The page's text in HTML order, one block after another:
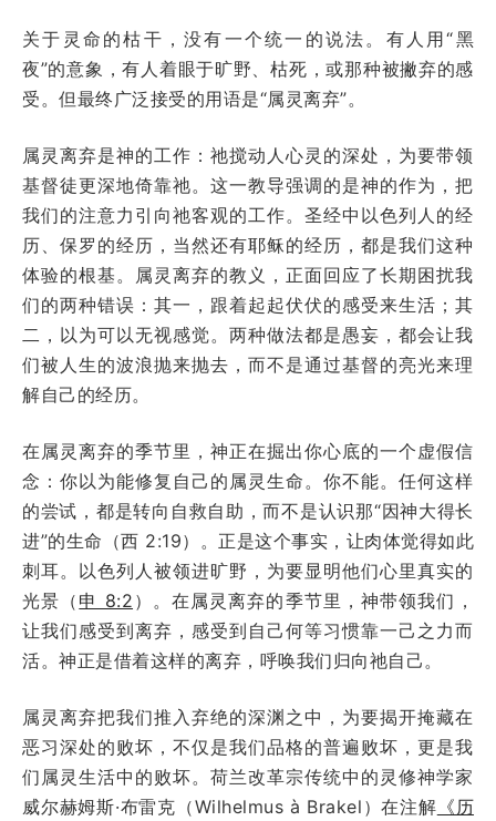
关于灵命的枯干，没有一个统一的说法。有人用“黑
夜”的意象，有人着眼于旷野、枯死，或那种被撇弃的感
受。但最终广泛接受的用语是“属灵离弃”。
属灵离弃是神的工作：祂搅动人心灵的深处，为要带领
基督徒更深地倚靠祂。这一教导强调的是神的作为，把
我们的注意力引向祂客观的工作。圣经中以色列人的经
历、保罗的经历，当然还有耶稣的经历，都是我们这种
体验的根基。属灵离弃的教义，正面回应了长期困扰我
们的两种错误：其一，跟着起起伏伏的感受来生活；其
二，以为可以无视感觉。两种做法都是愚妄，都会让我
们被人生的波浪抛来抛去，而不是通过基督的亮光来理
解自己的经历。
在属灵离弃的季节里，神正在掘出你心底的一个虚假信
念：你以为能修复自己的属灵生命。你不能。任何这样
的尝试，都是转向自救自助，而不是认识那“因神大得长
进”的生命（西 2:19）。正是这个事实，让肉体觉得如此
刺耳。以色列人被领进旷野，为要显明他们心里真实的
光景（ 申 8:2 ）。在属灵离弃的季节里，神带领我们，
让我们感受到离弃，感受到自己何等习惯靠一己之力而
活。神正是借着这样的离弃，呼唤我们归向祂自己。
属灵离弃把我们推入弃绝的深渊之中，为要揭开掩藏在
恶习深处的败坏，不仅是我们品格的普遍败坏，更是我
们属灵生活中的败坏。荷兰改革宗传统中的灵修神学家
威尔赫姆斯·布雷克（Wilhelmus à Brakel）在注解 《历